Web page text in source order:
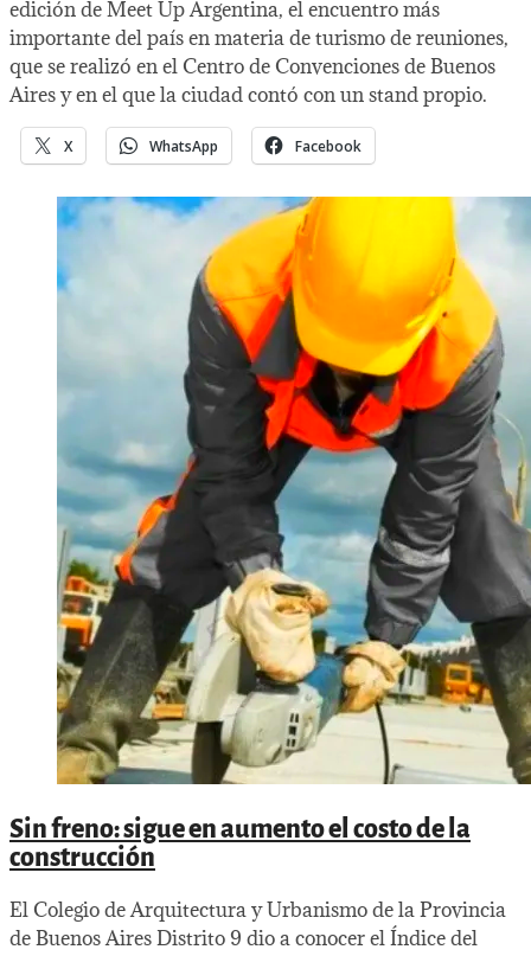
edición de Meet Up Argentina, el encuentro más
importante del país en materia de turismo de reuniones,
que se realizó en el Centro de Convenciones de Buenos
Aires y en el que la ciudad contó con un stand propio.
X WhatsApp Facebook
Sin freno: sigue en aumento el costo de la
construcción
El Colegio de Arquitectura y Urbanismo de la Provincia
de Buenos Aires Distrito 9 dio a conocer el Índice del